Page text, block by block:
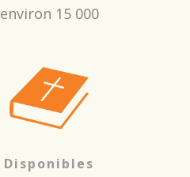
environ 15 000
Disponibles